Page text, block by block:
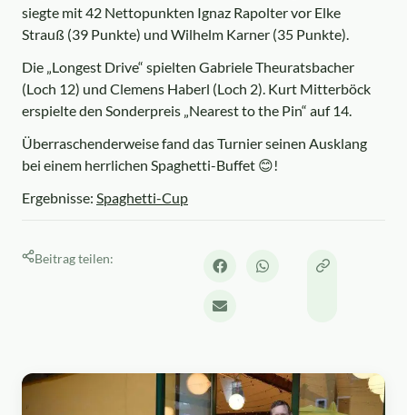
siegte mit 42 Nettopunkten Ignaz Rapolter vor Elke
Strauß (39 Punkte) und Wilhelm Karner (35 Punkte).
Die „Longest Drive“ spielten Gabriele Theuratsbacher
(Loch 12) und Clemens Haberl (Loch 2). Kurt Mitterböck
erspielte den Sonderpreis „Nearest to the Pin“ auf 14.
Überraschenderweise fand das Turnier seinen Ausklang
bei einem herrlichen Spaghetti-Buffet 😊!
Ergebnisse: Spaghetti-Cup
Beitrag teilen: